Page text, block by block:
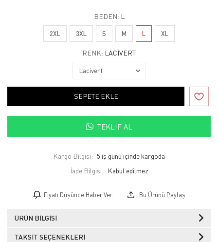
BEDEN: L
2XL 3XL S M L XL
RENK: LACIVERT
SEPETE EKLE
TEKLIF AL
Kargo Bilgisi: 5 iş günü içinde kargoda
İade Bilgisi:
Fiyatı Düşünce Haber Ver Bu Ürünü Paylaş
ÜRÜN BILGISI
TAKSIT SEÇENEKLERI